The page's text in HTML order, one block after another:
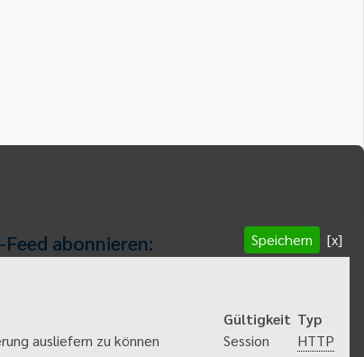
Feed abonnieren: Speichern [x]
Gültigkeit Typ
ausliefern zu können Session
HTTP